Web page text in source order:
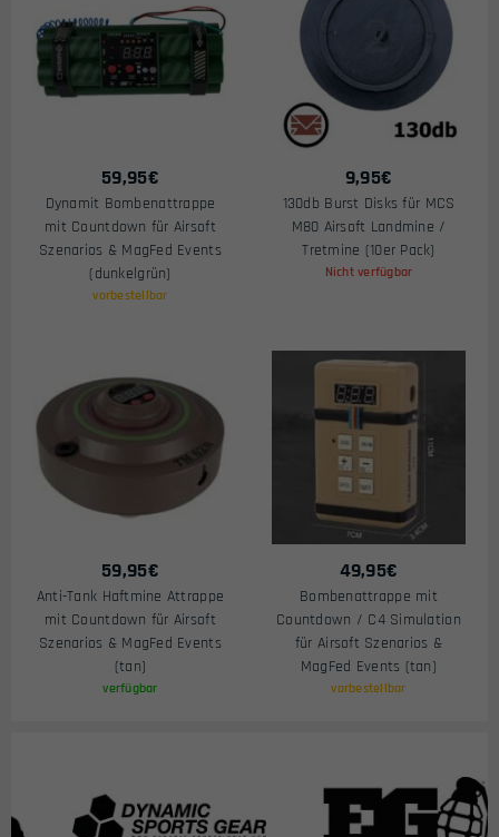
59,95€
Dynamit Bombenattrappe
mit Countdown für Airsoft
Szenarios & MagFed Events
(dunkelgrün)
vorbestellbar
9,95€
130db Burst Disks für MCS
M80 Airsoft Landmine /
Tretmine (10er Pack)
Nicht verfügbar
59,95€
Anti-Tank Haftmine Attrappe
mit Countdown für Airsoft
Szenarios & MagFed Events
(tan)
verfügbar
49,95€
Bombenattrappe mit
Countdown / C4 Simulation
für Airsoft Szenarios &
MagFed Events (tan)
vorbestellbar